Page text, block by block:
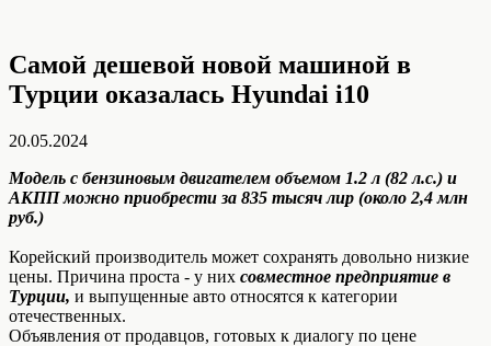
Самой дешевой новой машиной в
Турции оказалась Hyundai i10
20.05.2024
Модель с бензиновым двигателем объемом 1.2 л (82 л.с.) и
АКПП можно приобрести за 835 тысяч лир (около 2,4 млн
руб.)
Корейский производитель может сохранять довольно низкие
цены. Причина проста - у них совместное предприятие в
Турции, и выпущенные авто относятся к категории
отечественных.
Объявления от продавцов, готовых к диалогу по цене